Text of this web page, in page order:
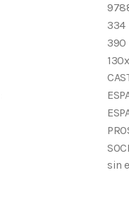
334
390
sin